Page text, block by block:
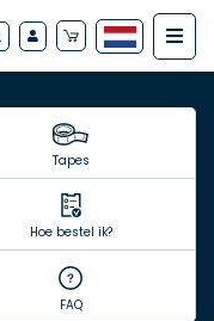
Tapes
Hoe bestel ik?
FAQ